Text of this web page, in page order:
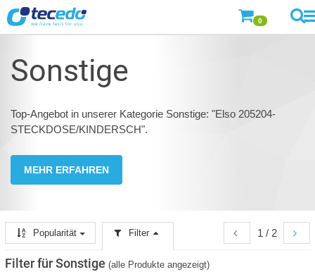
0
Sonstige
Top-Angebot in unserer Kategorie Sonstige: "Elso 205204-
STECKDOSE/KINDERSCH".
MEHR ERFAHREN
1 / 2
Popularität Filter
Filter für Sonstige (alle Produkte angezeigt)